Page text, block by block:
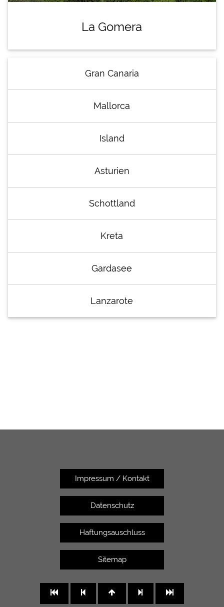
La Gomera
Gran Canaria
Mallorca
Island
Asturien
Schottland
Kreta
Gardasee
Lanzarote
Impressum / Kontakt
Datenschutz
Haftungsauschluss
Sitemap